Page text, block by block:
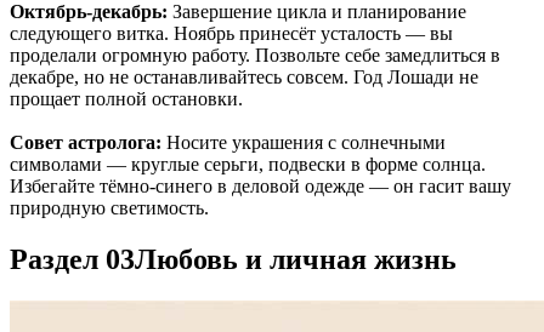
Октябрь-декабрь: Завершение цикла и планирование
следующего витка. Ноябрь принесёт усталость — вы
проделали огромную работу. Позвольте себе замедлиться в
декабре, но не останавливайтесь совсем. Год Лошади не
прощает полной остановки.
Совет астролога: Носите украшения с солнечными
символами — круглые серьги, подвески в форме солнца.
Избегайте тёмно-синего в деловой одежде — он гасит вашу
природную светимость.
Раздел 03Любовь и личная жизнь